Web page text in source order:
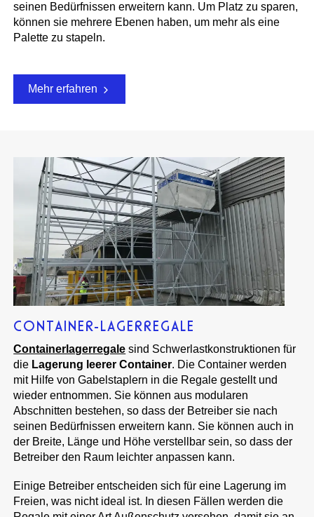
seinen Bedürfnissen erweitern kann. Um Platz zu sparen,
können sie mehrere Ebenen haben, um mehr als eine
Palette zu stapeln.
Mehr erfahren
CONTAINER-LAGERREGALE
Containerlagerregale sind Schwerlastkonstruktionen für
die Lagerung leerer Container. Die Container werden
mit Hilfe von Gabelstaplern in die Regale gestellt und
wieder entnommen. Sie können aus modularen
Abschnitten bestehen, so dass der Betreiber sie nach
seinen Bedürfnissen erweitern kann. Sie können auch in
der Breite, Länge und Höhe verstellbar sein, so dass der
Betreiber den Raum leichter anpassen kann.
Einige Betreiber entscheiden sich für eine Lagerung im
Freien, was nicht ideal ist. In diesen Fällen werden die